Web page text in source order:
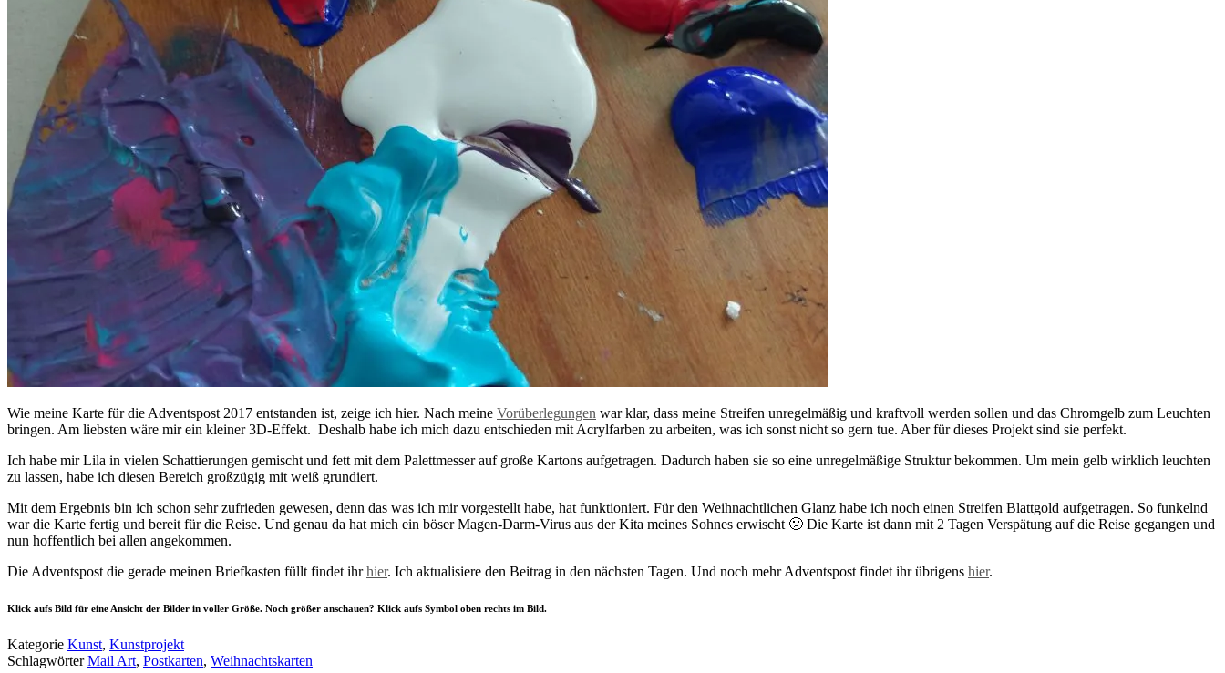
Wie meine Karte für die Adventspost 2017 entstanden ist, zeige ich hier. Nach meine Vorüberlegungen war klar, dass meine Streifen unregelmäßig und kraftvoll werden sollen und das Chromgelb zum Leuchten
bringen. Am liebsten wäre mir ein kleiner 3D-Effekt. Deshalb habe ich mich dazu entschieden mit Acrylfarben zu arbeiten, was ich sonst nicht so gern tue. Aber für dieses Projekt sind sie perfekt.
Ich habe mir Lila in vielen Schattierungen gemischt und fett mit dem Palettmesser auf große Kartons aufgetragen. Dadurch haben sie so eine unregelmäßige Struktur bekommen. Um mein gelb wirklich leuchten
zu lassen, habe ich diesen Bereich großzügig mit weiß grundiert.
Mit dem Ergebnis bin ich schon sehr zufrieden gewesen, denn das was ich mir vorgestellt habe, hat funktioniert. Für den Weihnachtlichen Glanz habe ich noch einen Streifen Blattgold aufgetragen. So funkelnd
war die Karte fertig und bereit für die Reise. Und genau da hat mich ein böser Magen-Darm-Virus aus der Kita meines Sohnes erwischt 🙁 Die Karte ist dann mit 2 Tagen Verspätung auf die Reise gegangen und
nun hoffentlich bei allen angekommen.
Die Adventspost die gerade meinen Briefkasten füllt findet ihrhier. Ich aktualisiere den Beitrag in den nächsten Tagen. Und noch mehr Adventspost findet ihr übrigens hier.
Klick aufs Bild für eine Ansicht der Bilder in voller Größe. Noch größer anschauen? Klick aufs Symbol oben rechts im Bild.
Kategorie Kunst, Kunstprojekt
SchlagwörterMail Art, Postkarten, Weihnachtskarten